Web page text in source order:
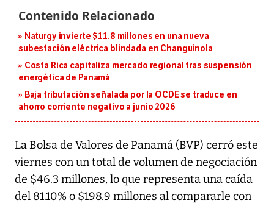
Naturgy invierte $11.8 millones en una nueva
subestación eléctrica blindada en Changuinola
Costa Rica capitaliza mercado regional tras suspensión
energética de Panamá
Baja tributación señalada por la OCDE se traduce en
ahorro corriente negativo a junio 2026
La Bolsa de Valores de Panamá (BVP) cerró este
viernes con un total de volumen de negociación
de $46.3 millones, lo que representa una caída
del 81.10% o $198.9 millones al compararle con